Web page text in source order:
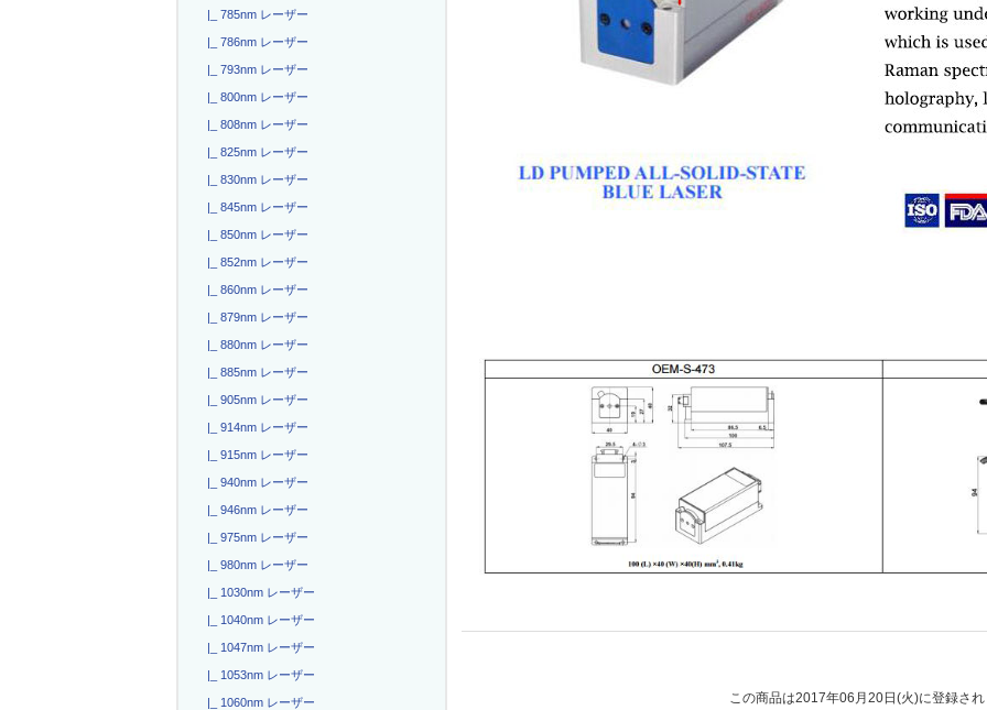
|_ 785nm レーザー
|_ 786nm レーザー
|_ 793nm レーザー
|_ 800nm レーザー
|_ 808nm レーザー
|_ 825nm レーザー
|_ 830nm レーザー
|_ 845nm レーザー
|_ 850nm レーザー
|_ 852nm レーザー
|_ 860nm レーザー
|_ 879nm レーザー
|_ 880nm レーザー
|_ 885nm レーザー
|_ 905nm レーザー
|_ 914nm レーザー
|_ 915nm レーザー
|_ 940nm レーザー
|_ 946nm レーザー
|_ 975nm レーザー
|_ 980nm レーザー
|_ 1030nm レーザー
|_ 1040nm レーザー
|_ 1047nm レーザー
|_ 1053nm レーザー
|_ 1060nm レーザー この商品は2017年06月20日(火)に登録さ